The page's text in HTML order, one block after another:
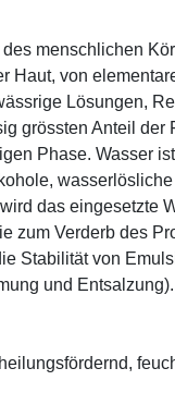
menschlichen
Haut, von
Lösungen,
grössten Anteil der
Phase. Wasser
das eingesetzte
zum Verderb des
Stabilität von
und Entsalzung).